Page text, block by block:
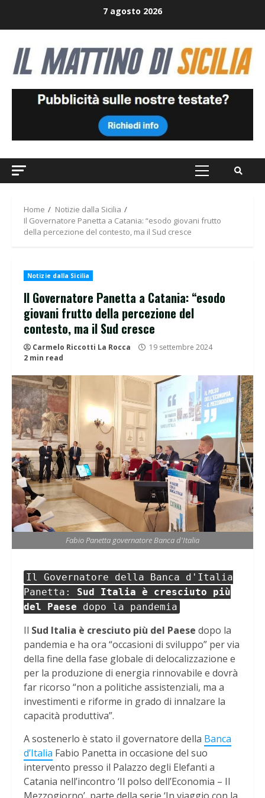
7 agosto 2026
Primary
Home
Notizie dalla Sicilia
Il Governatore Panetta a Catania: “esodo giovani frutto
della percezione del contesto, ma il Sud cresce
Notizie dalla Sicilia
Il Governatore Panetta a Catania: “esodo
giovani frutto della percezione del
contesto, ma il Sud cresce
Carmelo Riccotti La Rocca
19 settembre 2024
2 min read
Fabio Panetta governatore Banca d'Italia
Il Governatore della Banca d'Italia
Panetta: Sud Italia è cresciuto più
del Paese dopo la pandemia
Il Sud Italia è cresciuto più del Paese dopo la
pandemia e ha ora “occasioni di sviluppo” per via
della fine della fase globale di delocalizzazione e
per la produzione di energia rinnovabile e dovrà
far ricorso “non a politiche assistenziali, ma a
investimenti e riforme in grado di innalzare la
capacità produttiva”.
A sostenerlo è stato il governatore della Banca
d’Italia Fabio Panetta in occasione del suo
intervento presso il Palazzo degli Elefanti a
Catania nell’incontro ‘Il polso dell’Economia – Il
Mezzogiorno’, parte della serie ‘In viaggio con la